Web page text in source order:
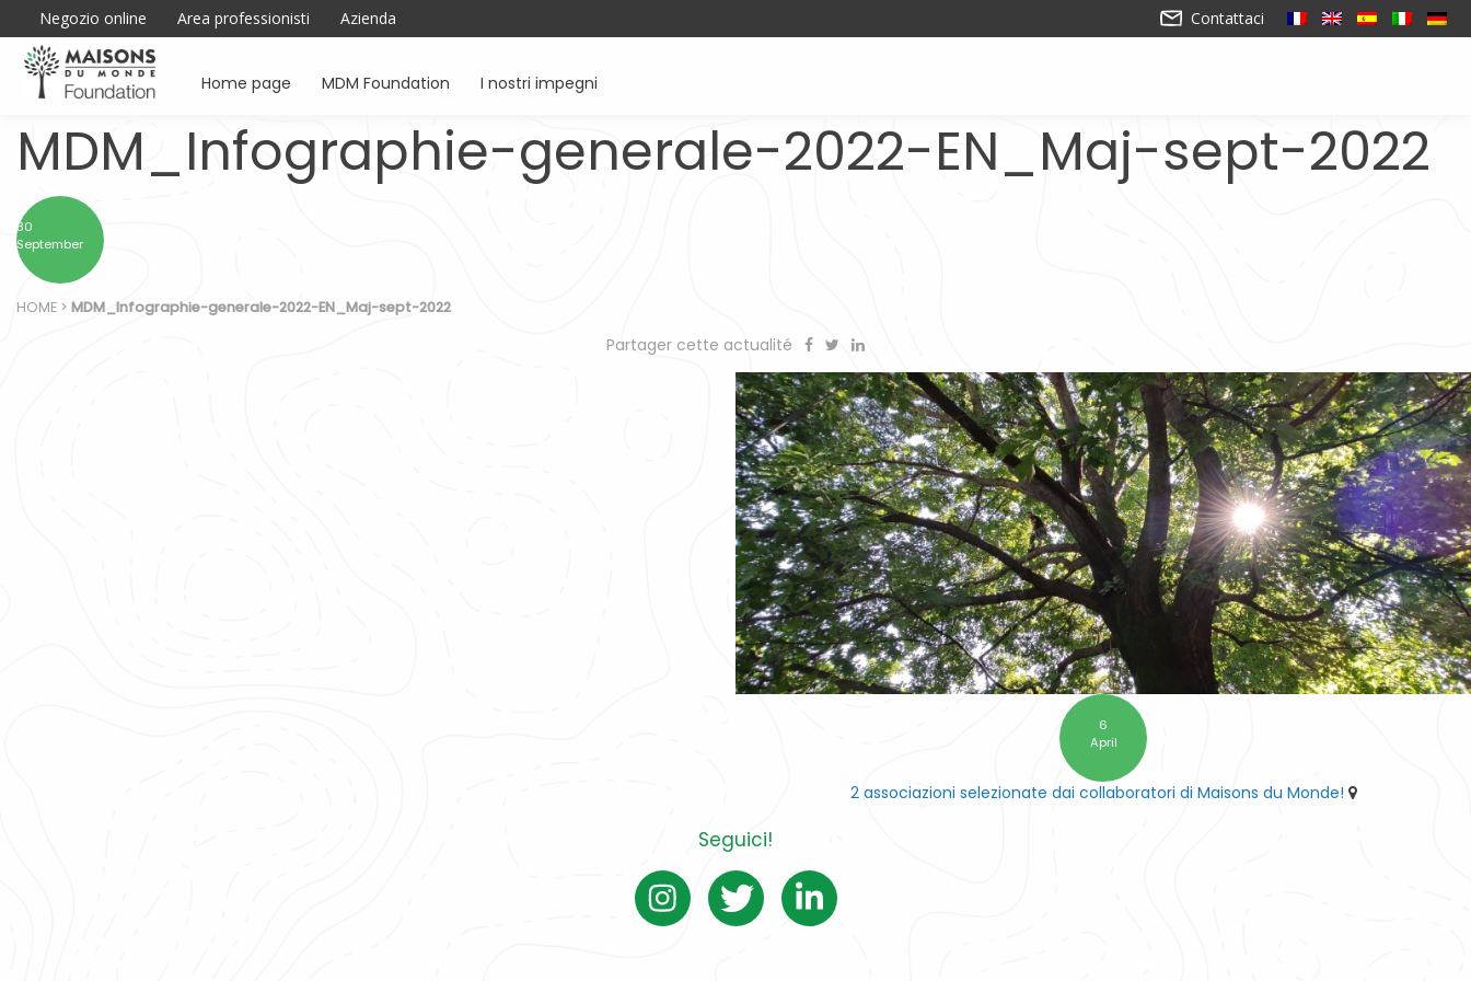
Negozio online Area professionisti Azienda Contattaci
Home page MDM Foundation I nostri impegni
MDM_Infographie-generale-2022-EN_Maj-sept-2022
30
September
HOME > MDM_Infographie-generale-2022-EN_Maj-sept-2022
Partager cette actualité
6
April
2 associazioni selezionate dai collaboratori di Maisons du Monde!
Seguici!